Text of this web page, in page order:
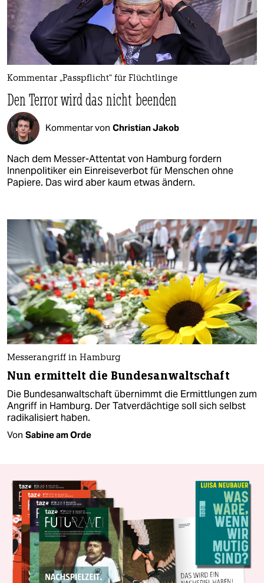
Kommentar „Passpflicht“ für Flüchtlinge
Den Terror wird das nicht beenden
Kommentar von Christian Jakob
Nach dem Messer-Attentat von Hamburg fordern
Innenpolitiker ein Einreiseverbot für Menschen ohne
Papiere. Das wird aber kaum etwas ändern.
Messerangriff in Hamburg
Nun ermittelt die Bundesanwaltschaft
Die Bundesanwaltschaft übernimmt die Ermittlungen zum
Angriff in Hamburg. Der Tatverdächtige soll sich selbst
radikalisiert haben.
Von Sabine am Orde